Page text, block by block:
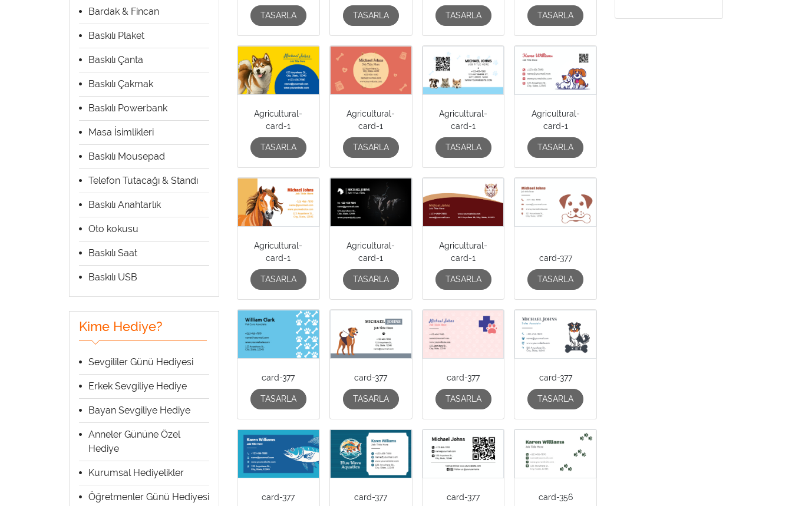
Bardak & Fincan
Baskılı Plaket
Baskılı Çanta
Baskılı Çakmak
Baskılı Powerbank
Masa İsimlikleri
Baskılı Mousepad
Telefon Tutacağı & Standı
Baskılı Anahtarlık
Oto kokusu
Baskılı Saat
Baskılı USB
Kime Hediye?
Sevgililer Günü Hediyesi
Erkek Sevgiliye Hediye
Bayan Sevgiliye Hediye
Anneler Gününe Özel
Hediye
Kurumsal Hediyelikler
Öğretmenler Günü Hediyesi
TASARLA TASARLA TASARLA TASARLA
Agricultural-
card-1
TASARLA
Agricultural-
card-1
TASARLA
Agricultural-
card-1
TASARLA
Agricultural-
card-1
TASARLA
Agricultural-
card-1
TASARLA
Agricultural-
card-1
TASARLA
Agricultural-
card-1
TASARLA
card-377
TASARLA
card-377
TASARLA
card-377
TASARLA
card-377
TASARLA
card-377
TASARLA
card-377 card-377 card-377 card-356